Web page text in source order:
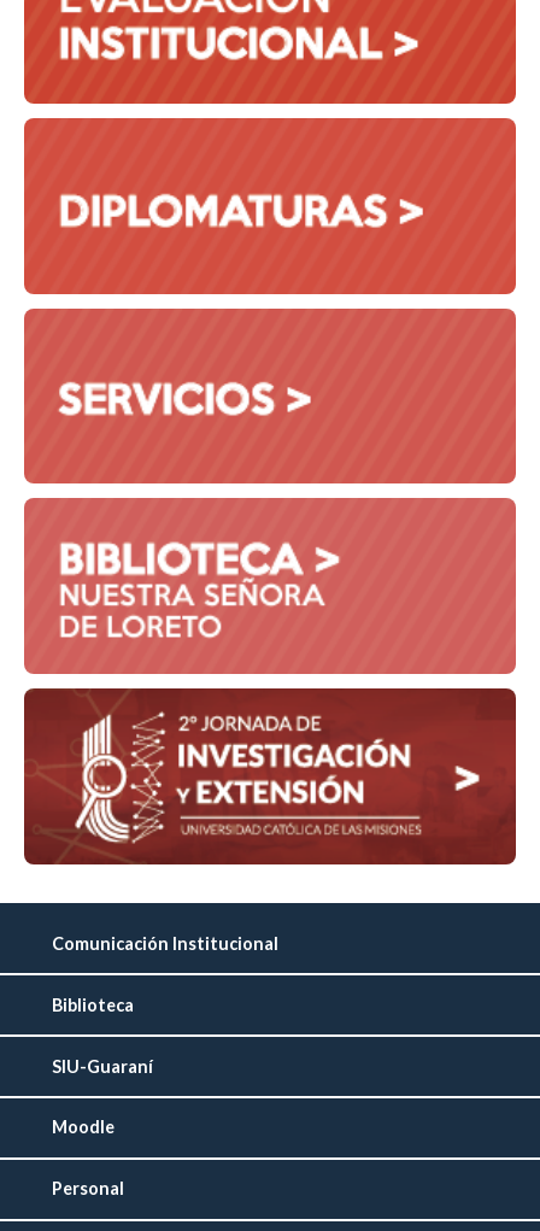
Comunicación Institucional
Biblioteca
SIU-Guaraní
Moodle
Personal